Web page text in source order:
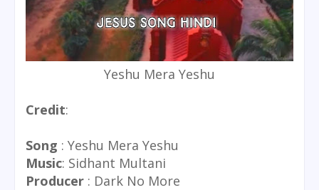
Yeshu Mera Yeshu
Credit:
Song : Yeshu Mera Yeshu
Music: Sidhant Multani
Producer : Dark No More